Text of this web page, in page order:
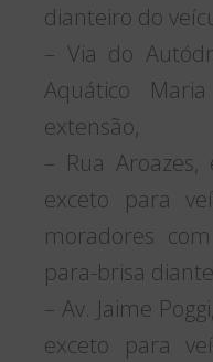
dianteiro do
– Via do
Aquático
extensão,
– Rua
exceto para
moradores
para-brisa
– Av. Jaime
exceto para